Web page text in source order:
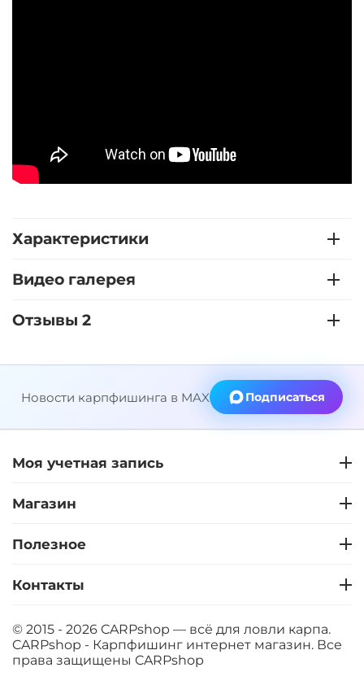
Характеристики
Видео галерея
Отзывы 2
Новости карпфишинга в MAX Подписаться
Моя учетная запись
Магазин
Полезное
Контакты
© 2015 - 2026 CARPshop — всё для ловли карпа.
CARPshop - Карпфишинг интернет магазин. Все
права защищены CARPshop